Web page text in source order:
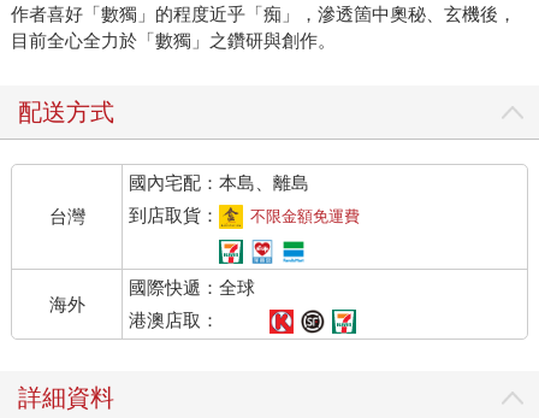
作者喜好「數獨」的程度近乎「痴」，滲透箇中奧秘、玄機後，
目前全心全力於「數獨」之鑽研與創作。
配送方式
台灣
國內宅配：本島、離島
到店取貨：
不限金額免運費
海外
國際快遞：全球
港澳店取：
詳細資料